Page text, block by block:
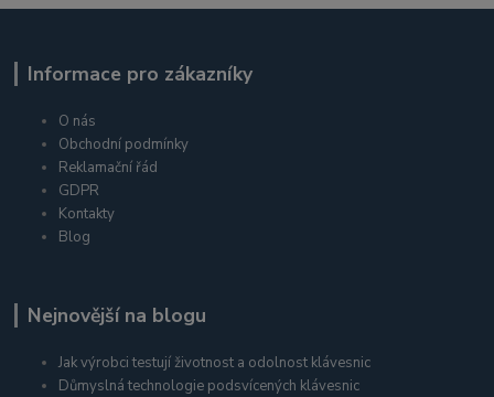
Informace pro zákazníky
O nás
Obchodní podmínky
Reklamační řád
GDPR
Kontakty
Blog
Nejnovější na blogu
Jak výrobci testují životnost a odolnost klávesnic
Důmyslná technologie podsvícených klávesnic